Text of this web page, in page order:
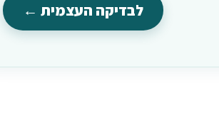
לבדיקה העצמית ←